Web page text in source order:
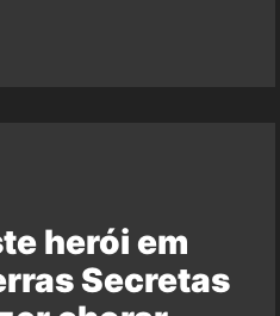
herói em
Secretas